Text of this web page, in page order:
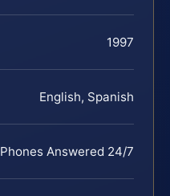
1997
English, Spanish
Phones Answered 24/7